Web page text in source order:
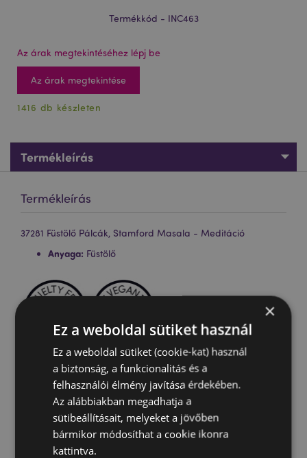
Termékkód - INC463
Az árak megtekintéséhez lépj be
Az árak megtekintése
1416 db készleten
Termékleírás
Termékleírás
37281 Füstölő Pálcák, Stamford Masala - Meditáció
Anyaga: Füstölő
Termékjellemzők
Információ
Hosszúság 21cm 15g per Csomag
5028691372812
288
0.035000
×
Ez a weboldal sütiket használ
Ez a weboldal sütiket (cookie-kat) használ
a biztonság, a funkcionalitás és a
felhasználói élmény javítása érdekében.
Az alábbiakban megadhatja a
sütibeállításait, melyeket a jövőben
bármikor módosíthat a cookie ikonra
kattintva.